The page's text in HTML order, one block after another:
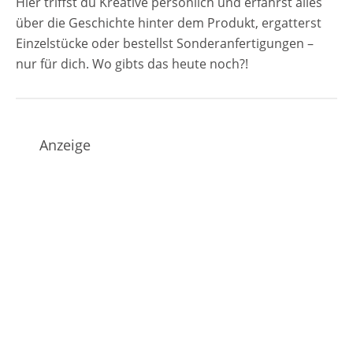
über die Geschichte hinter dem Produkt, ergatterst
Einzelstücke oder bestellst Sonderanfertigungen –
nur für dich. Wo gibts das heute noch?!
Anzeige